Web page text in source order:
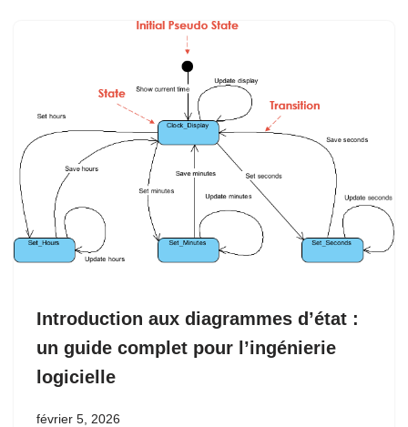
Introduction aux diagrammes d’état :
un guide complet pour l’ingénierie
logicielle
février 5, 2026